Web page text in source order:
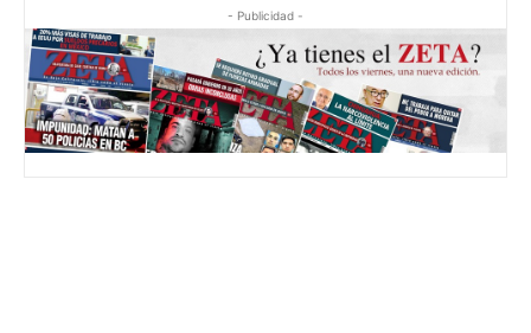
- Publicidad -